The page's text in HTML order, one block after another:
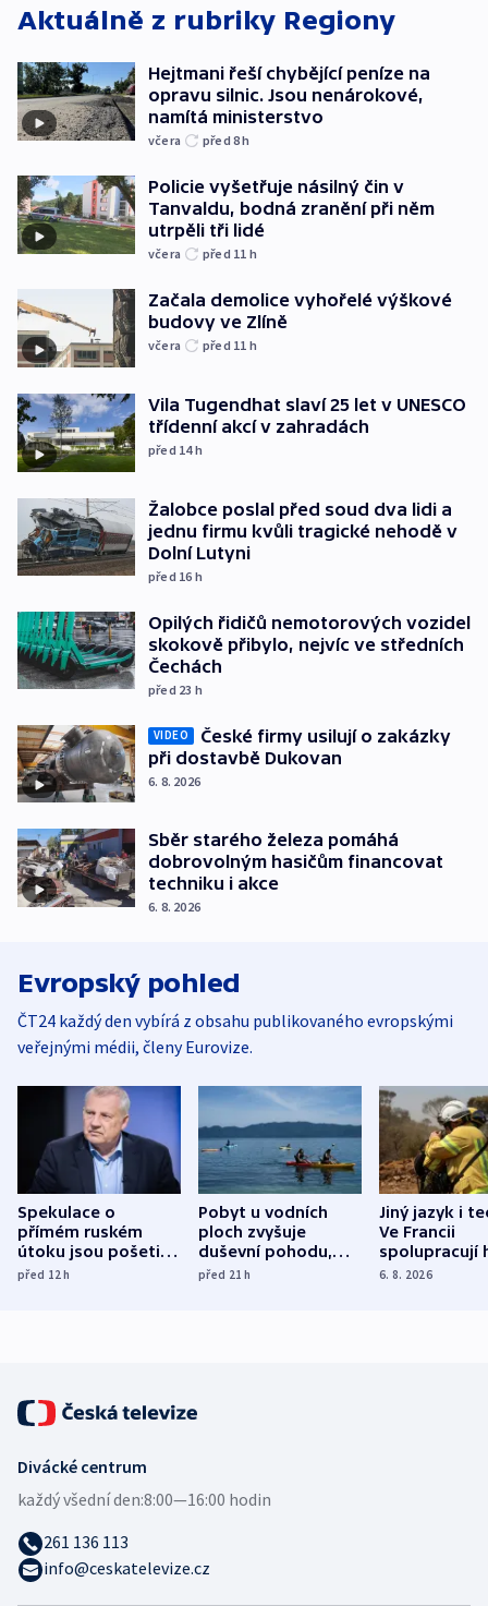
Aktuálně z rubriky Regiony
Hejtmani řeší chybějící peníze na
opravu silnic. Jsou nenárokové,
namítá ministerstvo
včera před 8h
Policie vyšetřuje násilný čin v
Tanvaldu, bodná zranění při něm
utrpěli tři lidé
včera před 11 h
Začala demolice vyhořelé výškové
budovy ve Zlíně
včera před 11 h
Vila Tugendhat slaví 25 let v UNESCO
třídenní akcí v zahradách
před 14h
Žalobce poslal před soud dva lidi a
jednu firmu kvůli tragické nehodě v
Dolní Lutyni
před 16 h
Opilých řidičů nemotorových vozidel
skokově přibylo, nejvíc ve středních
Čechách
před 23 h
VIDEO
České firmy usilují o zakázky
při dostavbě Dukovan
6. 8. 2026
Sběr starého železa pomáhá
dobrovolným hasičům financovat
techniku i akce
6. 8. 2026
Evropský pohled
ČT24 každý den vybírá z obsahu publikovaného evropskými
veřejnými médii, členy Eurovize.
Spekulace o
přímém ruském
útoku jsou pošetilé,
míní estonský
před 12h
Pobyt u vodních
ploch zvyšuje
duševní pohodu,
ukázala
před 21h
Jiný jazyk i
Ve Francii
spolupracují
různých zemí
6. 8. 2026
Divácké centrum
každý všední den:8:00—16:00 hodin
261 136 113
info@ceskatelevize.cz